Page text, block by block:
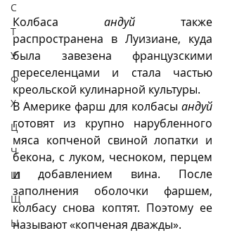
С
Т
У
Ф
Х
Ц
Ч
Ш
Щ
Ы
Колбаса андуй также
распространена в Луизиане, куда
была завезена французскими
переселенцами и стала частью
креольской кулинарной культуры.
В Америке фарш для колбасы андуй
готовят из крупно нарубленного
мяса копченой свиной лопатки и
бекона, с луком, чесноком, перцем
и добавлением вина. После
заполнения оболочки фаршем,
колбасу снова коптят. Поэтому ее
называют «копченая дважды».